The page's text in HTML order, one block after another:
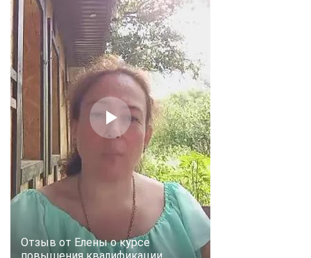
Отзыв от Елены о курсе